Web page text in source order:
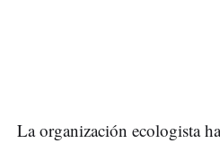
La organización ecologista